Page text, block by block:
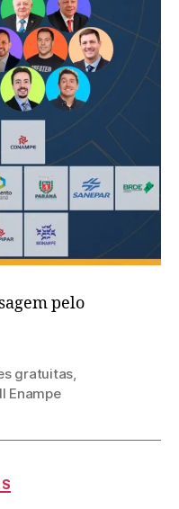
pelo
gratuitas,
Enampe